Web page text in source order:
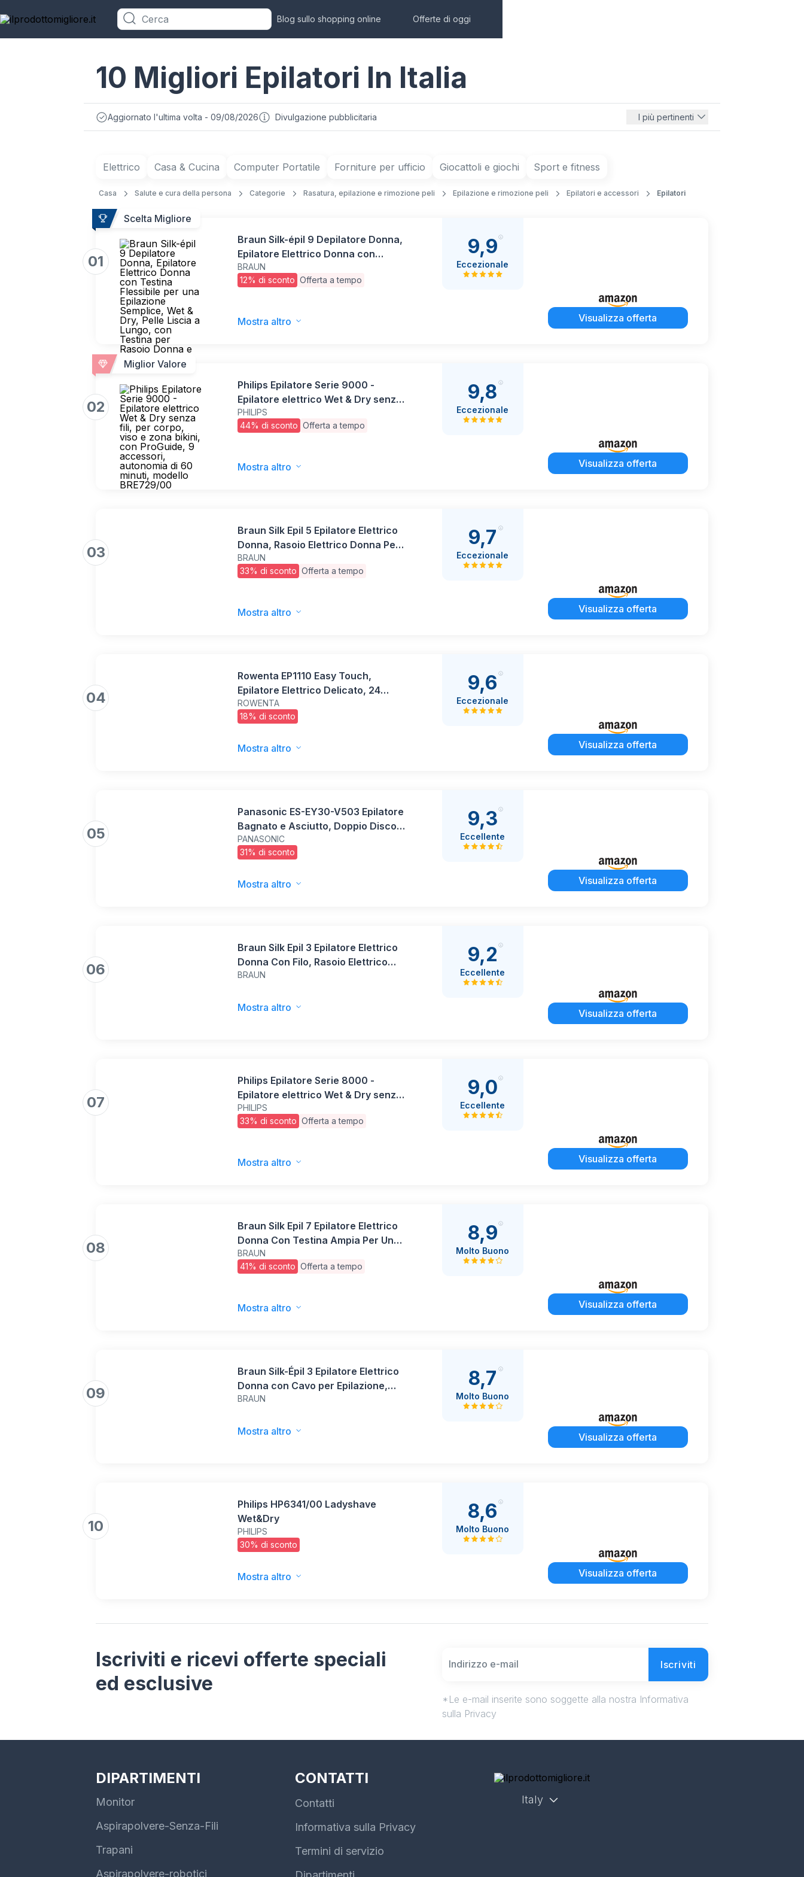
Blog sullo shopping online Offerte di oggi
10 Migliori Epilatori In Italia
Aggiornato l'ultima volta - 09/08/2026 Divulgazione pubblicitaria I più pertinenti
Elettrico Casa & Cucina Computer Portatile Forniture per ufficio Giocattoli e giochi Sport e fitness
Casa Salute e cura della persona Categorie Rasatura, epilazione e rimozione peli Epilazione e rimozione peli Epilatori e accessori Epilatori
Scelta Migliore
01
BRAUN
12% di sconto Offerta a tempo
Braun Silk-épil 9 Depilatore Donna,
Epilatore Elettrico Donna con
Testina Flessibile per una
Epilazione Semplice, Wet & Dry,
Rifinitore
Mostra altro
9,9
Eccezionale
Visualizza offerta
Miglior Valore
02
PHILIPS
44% di sconto Offerta a tempo
Philips Epilatore Serie 9000 -
Epilatore elettrico Wet & Dry senza
fili, per corpo, viso e zona bikini,
con ProGuide, 9 accessori,
Mostra altro
9,8
Eccezionale
Visualizza offerta
03
BRAUN
33% di sconto Offerta a tempo
Braun Silk Epil 5 Epilatore Elettrico
Donna, Rasoio Elettrico Donna Per
Una Epilazione Semplice, Wet & Dry,
Pelle Liscia a Lungo, Con Testina
Mostra altro
9,7
Eccezionale
Visualizza offerta
04
ROWENTA
18% di sconto
Rowenta EP1110 Easy Touch,
Epilatore Elettrico Delicato, 24
Pinzette, 2 Velocità, Rosa
Mostra altro
9,6
Eccezionale
Visualizza offerta
05
PANASONIC
31% di sconto
Panasonic ES-EY30-V503 Epilatore
Bagnato e Asciutto, Doppio Disco
con 60 Pinzette, Testina Flessibile
Pivotante a 90°, 3 Impostazioni di
Funzionamento, Cordless
Mostra altro
9,3
Eccellente
Visualizza offerta
06 BRAUN
Braun Silk Epil 3 Epilatore Elettrico
Donna Con Filo, Rasoio Elettrico
Donna, Rimozione Facile Dei Peli,
Testina Rasoio E Pettine
Mostra altro
9,2
Eccellente
Visualizza offerta
07
PHILIPS
33% di sconto Offerta a tempo
Philips Epilatore Serie 8000 -
Epilatore elettrico Wet & Dry senza
fili, per gambe e corpo, con
ProGuide, 5 accessori, autonomia
Mostra altro
9,0
Eccellente
Visualizza offerta
08
BRAUN
41% di sconto Offerta a tempo
Braun Silk Epil 7 Epilatore Elettrico
Donna Con Testina Ampia Per Una
Facile Rimozione Dei Peli, Wet&Dry,
Pelle Liscia, Include Testina
Mostra altro
8,9
Molto Buono
Visualizza offerta
09 BRAUN
Braun Silk-Épil 3 Epilatore Elettrico
Donna con Cavo per Epilazione,
Pelle Liscia per Settimane, con
Cappuccio Rifinitore, 3-031, Rosa
Mostra altro
8,7
Molto Buono
Visualizza offerta
10
PHILIPS
30% di sconto
Philips HP6341/00 Ladyshave
Wet&Dry
Mostra altro
8,6
Molto Buono
Visualizza offerta
Iscriviti e ricevi offerte speciali
ed esclusive
Iscriviti
*Le e-mail inserite sono soggette alla nostra Informativa
sulla Privacy
DIPARTIMENTI
Monitor
Aspirapolvere-Senza-Fili
Trapani
Aspirapolvere-robotici
CONTATTI
Contatti
Informativa sulla Privacy
Termini di servizio
Italy